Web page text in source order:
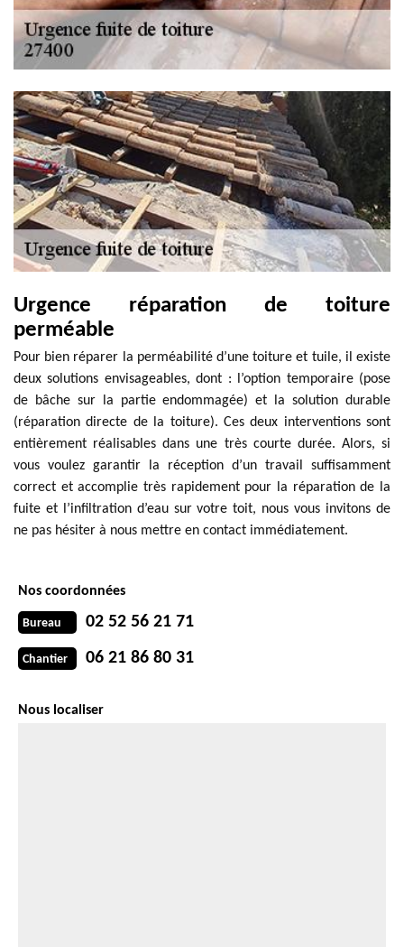
Urgence réparation de toiture
perméable
Pour bien réparer la perméabilité d’une toiture et tuile, il existe
deux solutions envisageables, dont : l’option temporaire (pose
de bâche sur la partie endommagée) et la solution durable
(réparation directe de la toiture). Ces deux interventions sont
entièrement réalisables dans une très courte durée. Alors, si
vous voulez garantir la réception d’un travail suffisamment
correct et accomplie très rapidement pour la réparation de la
fuite et l’infiltration d’eau sur votre toit, nous vous invitons de
ne pas hésiter à nous mettre en contact immédiatement.
Nos coordonnées
Bureau 02 52 56 21 71
Chantier 06 21 86 80 31
Nous localiser